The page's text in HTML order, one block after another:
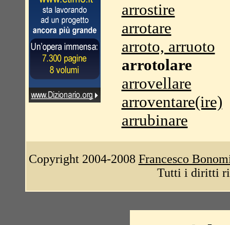
arrostire
arrotare
arroto, arruoto
arrotolare
arrovellare
arroventare(ire)
arrubinare
Copyright 2004-2008 Francesco
Tutti i diritti